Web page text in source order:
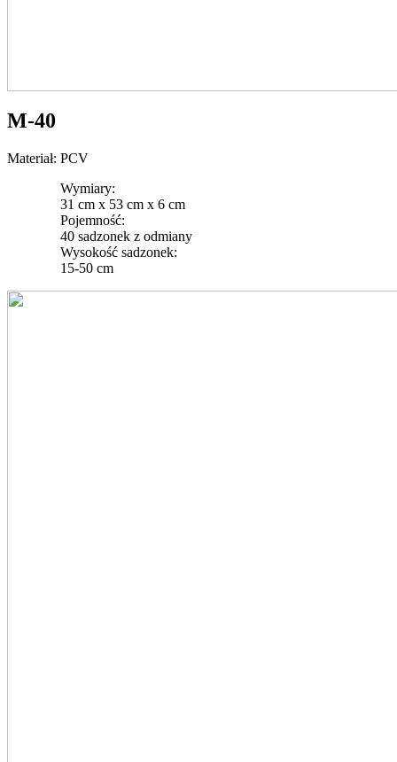
M-40
Materiał: PCV
Wymiary:
31 cm x 53 cm x 6 cm
Pojemność:
40 sadzonek z odmiany
Wysokość sadzonek:
15-50 cm